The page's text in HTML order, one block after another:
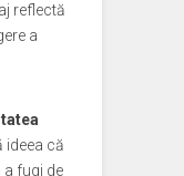
reflectă
a
ideea că
a fugi de